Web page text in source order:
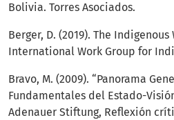
Bolivia. Torres Asociados.
Berger, D. (2019). The
International Work Group for
Bravo, M. (2009). “Panorama
Fundamentales del Estado-
Adenauer Stiftung, Reflexión